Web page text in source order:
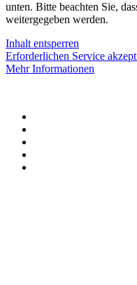
unten. Bitte beachten Sie,
weitergegeben werden.
Inhalt entsperren
Erforderlichen Service
Mehr Informationen